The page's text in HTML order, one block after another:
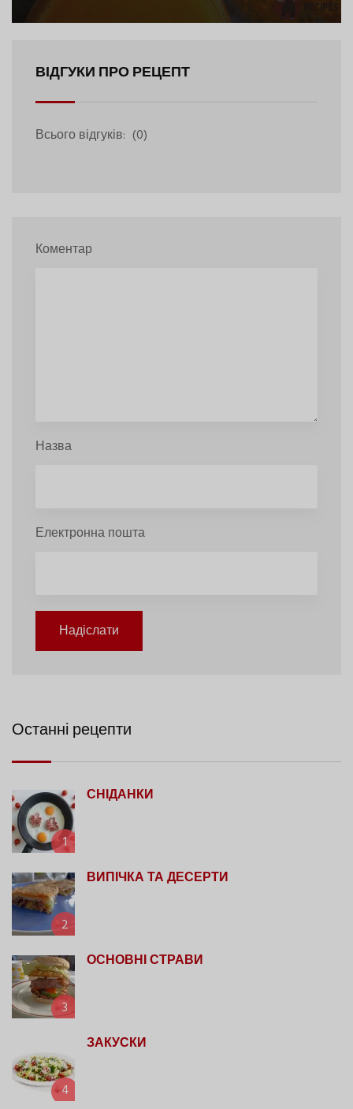
ВІДГУКИ ПРО РЕЦЕПТ
Всього відгуків: (0)
Коментар
Назва
Електронна пошта
Надіслати
Останні рецепти
1
СНІДАНКИ
2
ВИПІЧКА ТА ДЕСЕРТИ
3
ОСНОВНІ СТРАВИ
4
ЗАКУСКИ